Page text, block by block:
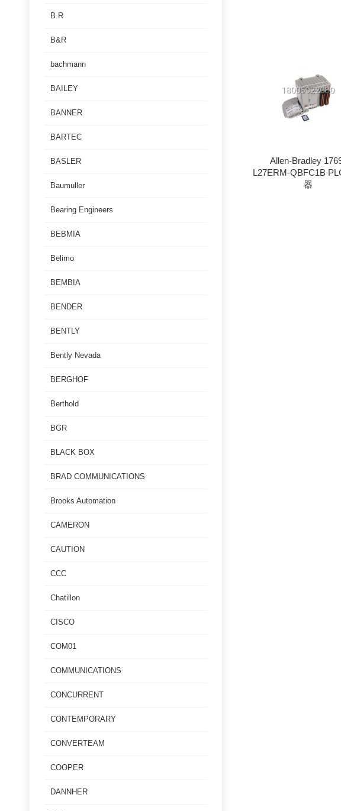
Allen-Bradley
L27ERM-QBFC1B
器
B.R
B&R
bachmann
BAILEY
BANNER
BARTEC
BASLER
Baumuller
Bearing Engineers
BEBMIA
Belimo
BEMBIA
BENDER
BENTLY
Bently Nevada
BERGHOF
Berthold
BGR
BLACK BOX
BRAD COMMUNICATIONS
Brooks Automation
CAMERON
CAUTION
CCC
Chatillon
CISCO
COM01
COMMUNICATIONS
CONCURRENT
CONTEMPORARY
CONVERTEAM
COOPER
DANNHER